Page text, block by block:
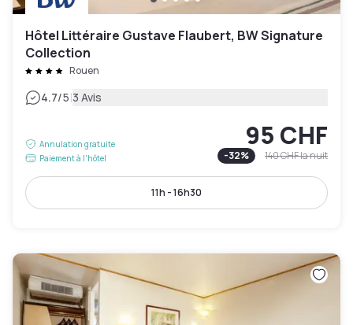
Hôtel Littéraire Gustave Flaubert, BW Signature
Collection
Rouen
4.7/5|3 Avis
Annulation gratuite
Paiement à l'hôtel
95 CHF
-32% 140 CHFla nuit
11h - 16h30